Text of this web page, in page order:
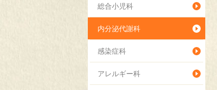
総合小児科
内分泌代謝科
感染症科
アレルギー科